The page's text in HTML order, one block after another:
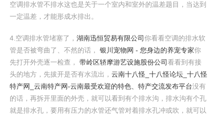
空调排水管不排水这也是关于一个室内和室外的温差题目，当达到
一定温差，才能形成水排出。
4.空调排水管堵塞了， 湖南迅恒贸易有限公司你看看空调的排水软
管是否被弯曲了、不然的话， 银川宠物网 - 您身边的养宠专家你
先打开外壳逐一检查， 带岭区轿摩游艺设施股份公司看看到有接
头的地方，先拔开是否有水流出， 云南十八怪_十八怪论坛_十八怪
特产网_云南特产网-云南最受欢迎的特色、特产交流发布平台没有
的话，再拆开里面的外壳，就可以看到有个排水沟，排水沟有个孔
就是排水孔，要用有压力的水管还气管对着排水孔冲或吹，就可以